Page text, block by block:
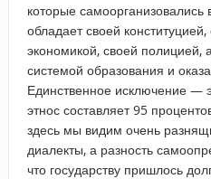
которые самоорганизовались
обладает своей
экономикой, своей полицией,
системой образования и
Единственное исключение —
этнос составляет 95
здесь мы видим очень
диалекты, а разность
что государству пришлось